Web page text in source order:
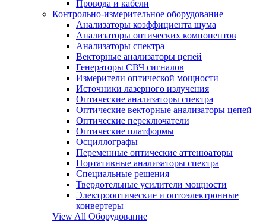
Провода и кабели
Контрольно-измерительное оборудование
Анализаторы коэффициента шума
Анализаторы оптических компонентов
Анализаторы спектра
Векторные анализаторы цепей
Генераторы СВЧ сигналов
Измерители оптической мощности
Источники лазерного излучения
Оптические анализаторы спектра
Оптические векторные анализаторы цепей
Оптические переключатели
Оптические платформы
Осциллографы
Переменные оптические аттенюаторы
Портативные анализаторы спектра
Специальные решения
Твердотельные усилители мощности
Электрооптические и оптоэлектронные
конвертеры
View All Оборудование